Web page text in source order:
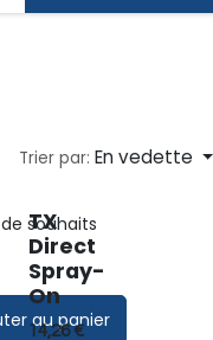
Trier par: En vedette
au panier
TX
Direct
Spray-
On
14,26€
souhaits